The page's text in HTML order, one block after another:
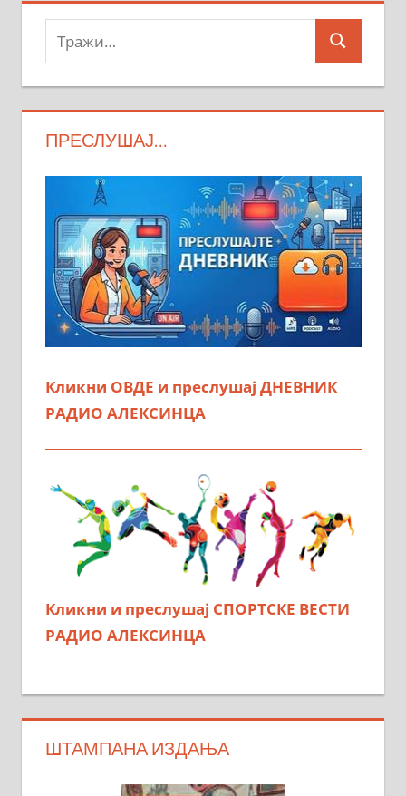
Тражи:
Search
ПРЕСЛУШАЈ…
Кликни ОВДЕ и преслушај ДНЕВНИК
РАДИО АЛЕКСИНЦА
Кликни и преслушај СПОРТСКЕ ВЕСТИ
РАДИО АЛЕКСИНЦА
ШТАМПАНА ИЗДАЊА